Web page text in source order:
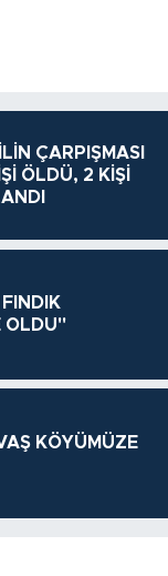
ÇARPIŞMASI
ÖLDÜ, 2 KİŞİ
OLDU"
KÖYÜMÜZE